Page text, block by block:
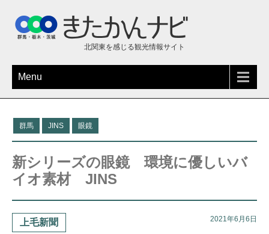
北関東を感じる観光情報サイト
Menu
群馬 JINS 眼鏡
新シリーズの眼鏡 環境に優しいバ
イオ素材 JINS
上毛新聞 2021年6月6日